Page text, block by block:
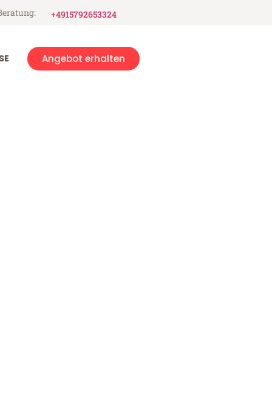
+4915792653324
Angebot erhalten